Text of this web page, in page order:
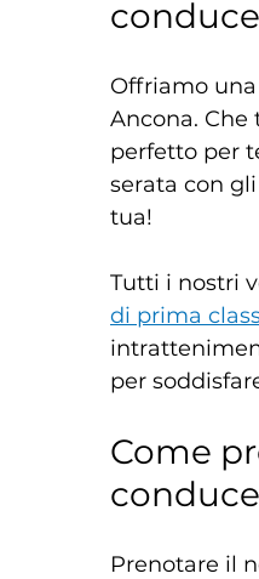
Offriamo
Ancona.
perfetto per
serata con
tua!
Tutti i nostri
di prima
per
Come
Prenotare il